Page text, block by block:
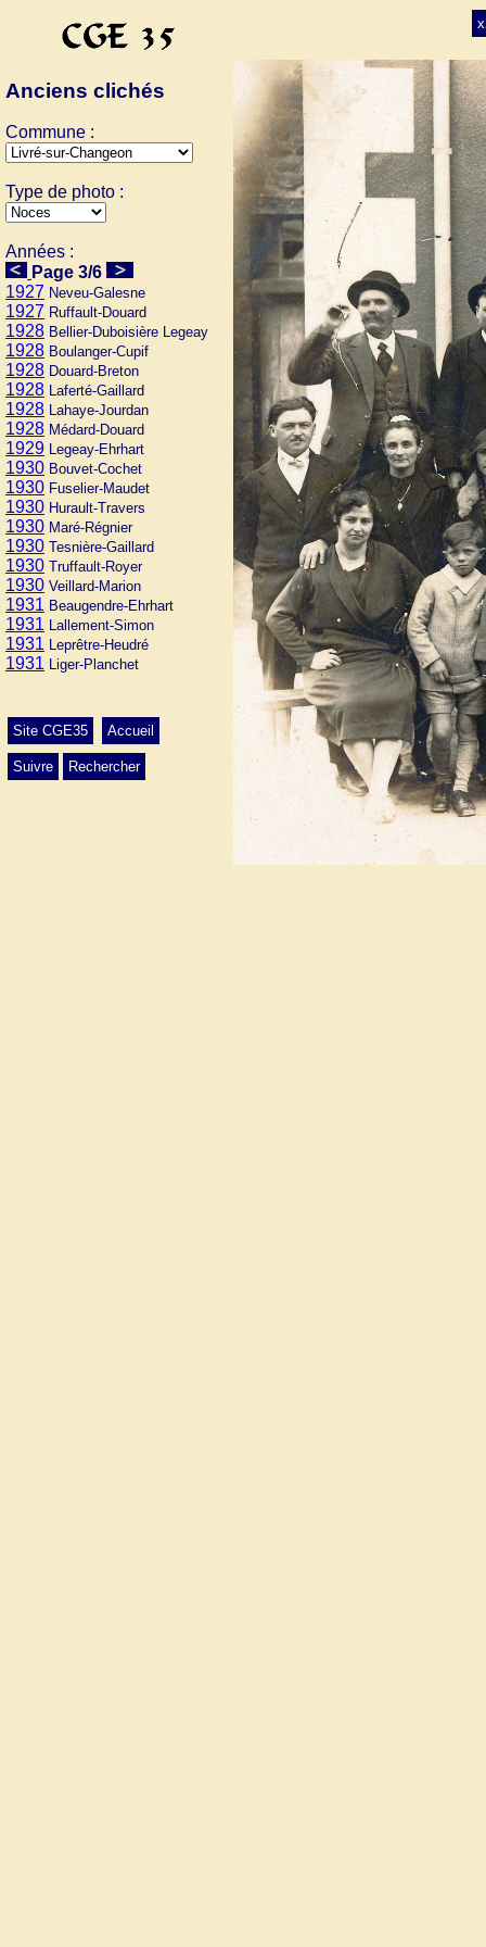
Anciens clichés
Commune :
Type de photo :
Années :
Page 3/6
1927 Neveu-Galesne
1927 Ruffault-Douard
1928 Bellier-Duboisière Legeay
1928 Boulanger-Cupif
1928 Douard-Breton
1928 Laferté-Gaillard
1928 Lahaye-Jourdan
1928 Médard-Douard
1929 Legeay-Ehrhart
1930 Bouvet-Cochet
1930 Fuselier-Maudet
1930 Hurault-Travers
1930 Maré-Régnier
1930 Tesnière-Gaillard
1930 Truffault-Royer
1930 Veillard-Marion
1931 Beaugendre-Ehrhart
1931 Lallement-Simon
1931 Leprêtre-Heudré
1931 Liger-Planchet
Site CGE35 Accueil
Suivre Rechercher